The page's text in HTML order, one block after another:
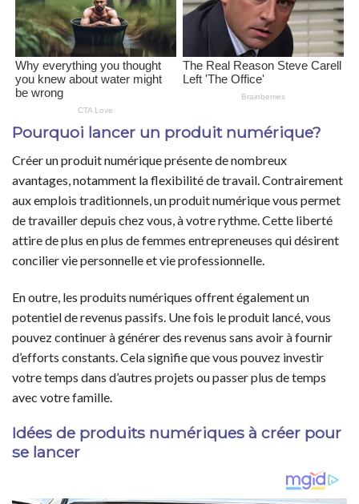
Pourquoi lancer un produit numérique?
Créer un produit numérique présente de nombreux
avantages, notamment la flexibilité de travail. Contrairement
aux emplois traditionnels, un produit numérique vous permet
de travailler depuis chez vous, à votre rythme. Cette liberté
attire de plus en plus de femmes entrepreneuses qui désirent
concilier vie personnelle et vie professionnelle.
En outre, les produits numériques offrent également un
potentiel de revenus passifs. Une fois le produit lancé, vous
pouvez continuer à générer des revenus sans avoir à fournir
d’efforts constants. Cela signifie que vous pouvez investir
votre temps dans d’autres projets ou passer plus de temps
avec votre famille.
Idées de produits numériques à créer pour
se lancer